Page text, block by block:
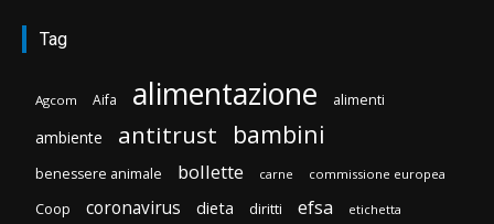
Tag
Agcom Aifa alimentazione alimenti
ambiente antitrust bambini
benessere animale bollette carne commissione europea
Coop coronavirus dieta diritti efsa etichetta